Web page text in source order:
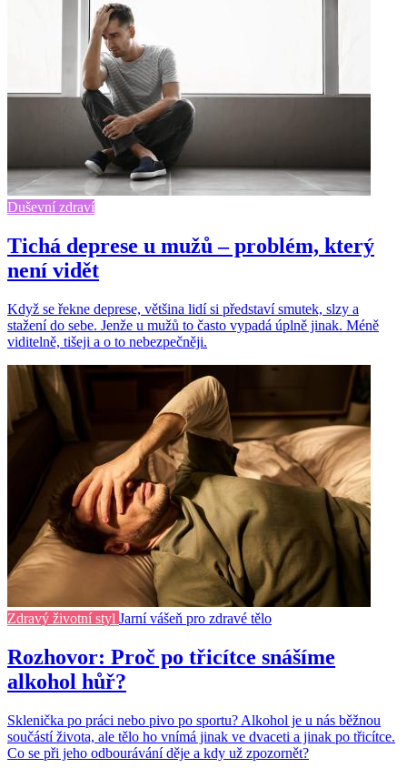
Duševní zdraví
Tichá deprese u mužů – problém, který
není vidět
Když se řekne deprese, většina lidí si představí smutek, slzy a
stažení do sebe. Jenže u mužů to často vypadá úplně jinak. Méně
viditelně, tišeji a o to nebezpečněji.
Zdravý životní styl Jarní vášeň pro zdravé tělo
Rozhovor: Proč po třicítce snášíme
alkohol hůř?
Sklenička po práci nebo pivo po sportu? Alkohol je u nás běžnou
součástí života, ale tělo ho vnímá jinak ve dvaceti a jinak po třicítce.
Co se při jeho odbourávání děje a kdy už zpozornět?